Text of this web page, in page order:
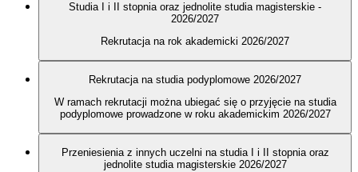
Studia I i II stopnia oraz jednolite studia magisterskie -
2026/2027
Rekrutacja na rok akademicki 2026/2027
Rekrutacja na studia podyplomowe 2026/2027
W ramach rekrutacji można ubiegać się o przyjęcie na studia
podyplomowe prowadzone w roku akademickim 2026/2027
Przeniesienia z innych uczelni na studia I i II stopnia oraz
jednolite studia magisterskie 2026/2027